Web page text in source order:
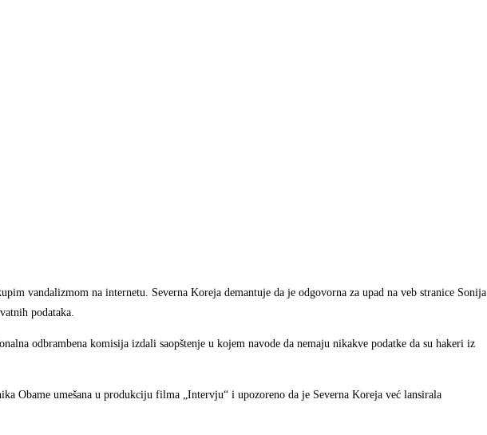
vandalizmom na internetu. Severna Koreja demantuje da je odgovorna za upad na veb stranice Sonija
podataka.
odbrambena komisija izdali saopštenje u kojem navode da nemaju nikakve podatke da su hakeri iz
Obame umešana u produkciju filma „Intervju“ i upozoreno da je Severna Koreja već lansirala